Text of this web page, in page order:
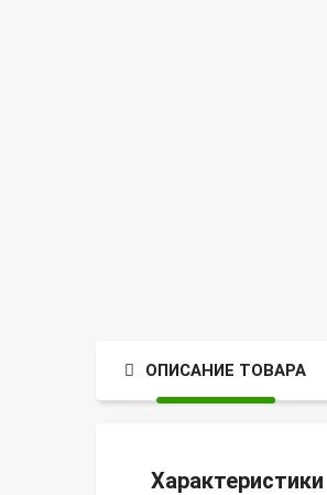
ОПИСАНИЕ ТОВАРА
Характеристики